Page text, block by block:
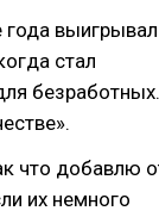
года выигрывал
стал
безработных.
что добавлю
их немного